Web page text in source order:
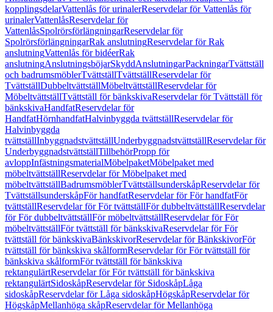
kopplingsdelarVattenlås för urinalerReservdelar för Vattenlås för
urinalerVattenlåsReservdelar för
VattenlåsSpolrörsförlängningarReservdelar för
SpolrörsförlängningarRak anslutningReservdelar för Rak
anslutningVattenlås för bidéerRak
anslutningAnslutningsböjarSkyddAnslutningarPackningarTvättställ
och badrumsmöblerTvättställTvättställReservdelar för
TvättställDubbeltvättställMöbeltvättställReservdelar för
MöbeltvättställTvättställ för bänkskivaReservdelar för Tvättställ för
bänkskivaHandfatReservdelar för
HandfatHörnhandfatHalvinbyggda tvättställReservdelar för
Halvinbyggda
tvättställInbyggnadstvättställUnderbyggnadstvättställReservdelar för
UnderbyggnadstvättställTillbehörPropp för
avloppInfästningsmaterialMöbelpaketMöbelpaket med
möbeltvättställReservdelar för Möbelpaket med
möbeltvättställBadrumsmöblerTvättställsunderskåpReservdelar för
TvättställsunderskåpFör handfatReservdelar för För handfatFör
tvättställReservdelar för För tvättställFör dubbeltvättställReservdelar
för För dubbeltvättställFör möbeltvättställReservdelar för För
möbeltvättställFör tvättställ för bänkskivaReservdelar för För
tvättställ för bänkskivaBänkskivorReservdelar för BänkskivorFör
tvättställ för bänkskiva skålformReservdelar för För tvättställ för
bänkskiva skålformFör tvättställ för bänkskiva
rektangulärtReservdelar för För tvättställ för bänkskiva
rektangulärtSidoskåpReservdelar för SidoskåpLåga
sidoskåpReservdelar för Låga sidoskåpHögskåpReservdelar för
HögskåpMellanhöga skåpReservdelar för Mellanhöga